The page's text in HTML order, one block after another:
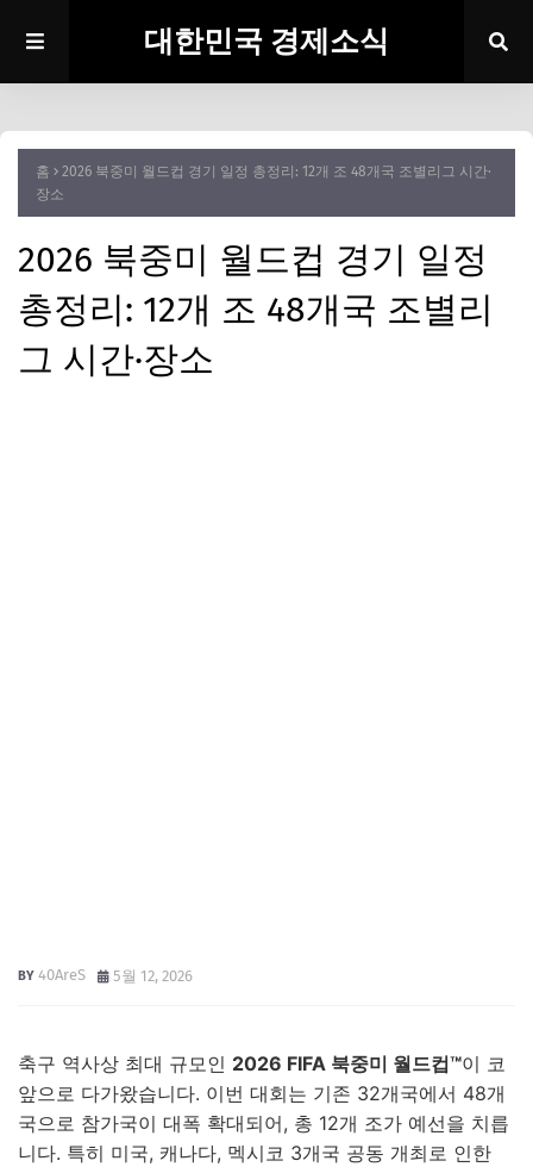
대한민국 경제소식
홈
2026 북중미 월드컵 경기 일정 총정리: 12개 조 48개국 조별리그 시간·
장소
2026 북중미 월드컵 경기 일정
총정리: 12개 조 48개국 조별리
그 시간·장소
40AreS 5월 12, 2026
축구 역사상 최대 규모인 2026 FIFA 북중미 월드컵™이 코
앞으로 다가왔습니다. 이번 대회는 기존 32개국에서 48개
국으로 참가국이 대폭 확대되어, 총 12개 조가 예선을 치릅
니다. 특히 미국, 캐나다, 멕시코 3개국 공동 개최로 인한